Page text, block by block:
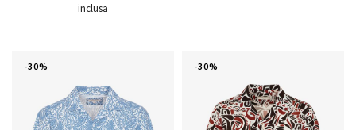
inclusa
-30% -30%